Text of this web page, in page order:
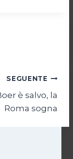
SEGUENTE
è salvo, la
Roma sogna